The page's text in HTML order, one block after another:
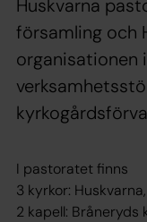
Huskvarna
församling och
organisationen
I pastoratet finns
3 kyrkor:
2 kapell: Bråneryds